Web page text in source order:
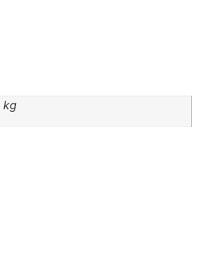
kg